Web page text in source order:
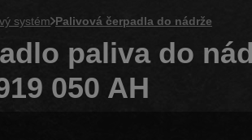
systém Palivová čerpadla do nádrže
paliva do
050 AH